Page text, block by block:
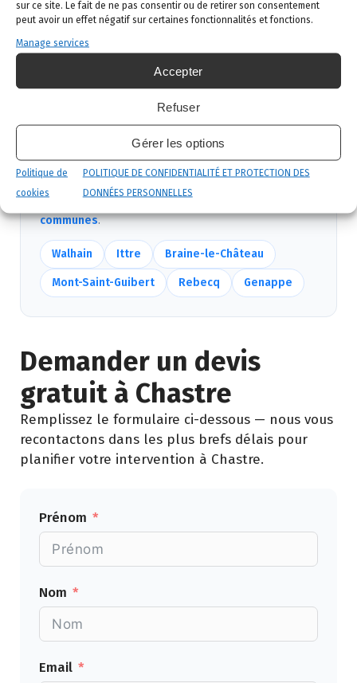
sur ce site. Le fait de ne pas consentir ou de retirer son consentement
peut avoir un effet négatif sur certaines fonctionnalités et fonctions.
Manage services
Accepter
Refuser
Gérer les options
Politique de
cookies
POLITIQUE DE CONFIDENTIALITÉ ET PROTECTION DES
DONNÉES PERSONNELLES
Intervention ciblée: traitement adapté,
produits certifiés, sécurité maximale, discrétion
Nous intervenons aussi près de Chastre
communes.
Walhain Ittre Braine-le-Château
Mont-Saint-Guibert Rebecq Genappe
Demander un devis
gratuit à Chastre
Remplissez le formulaire ci-dessous — nous vous
recontactons dans les plus brefs délais pour
planifier votre intervention à Chastre.
Prénom
Nom
Email